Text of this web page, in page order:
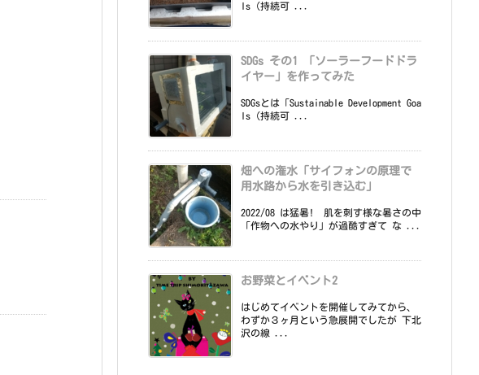
ls（持続可 ...
SDGs その1 「ソーラーフードドラ
イヤー」を作ってみた
SDGsとは「Sustainable Development Goa
ls（持続可 ...
畑への潅水「サイフォンの原理で
用水路から水を引き込む」
2022/08 は猛暑! 肌を刺す様な暑さの中
「作物への水やり」が過酷すぎて な ...
お野菜とイベント2
はじめてイベントを開催してみてから、
わずか３ヶ月という急展開でしたが 下北
沢の線 ...